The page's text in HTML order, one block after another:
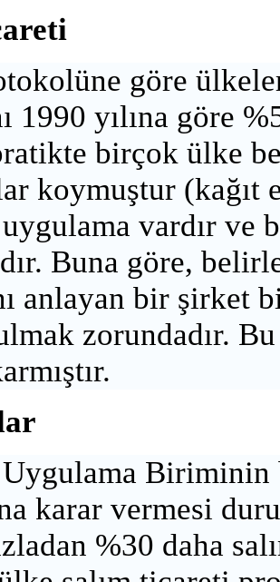
göre
1990 yılına göre
birçok ülke
koymuştur
vardır ve
Buna göre,
anlayan bir şirket
zorundadır.
Biriminin
karar vermesi
%30 daha